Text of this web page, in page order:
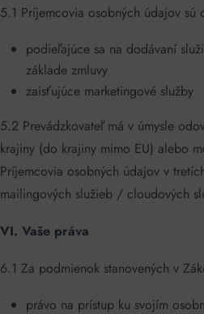
5.1 Príjemcovia osobných údajov sú
podieľajúce sa na dodávaní
základe zmluvy
zaisťujúce marketingové služby
5.2 Prevádzkovateľ má v úmysle
krajiny (do krajiny mimo EU) alebo
Príjemcovia osobných údajov v
mailingových služieb / cloudových
VI. Vaše práva
6.1 Za podmienok stanovených v
právo na prístup ku svojím